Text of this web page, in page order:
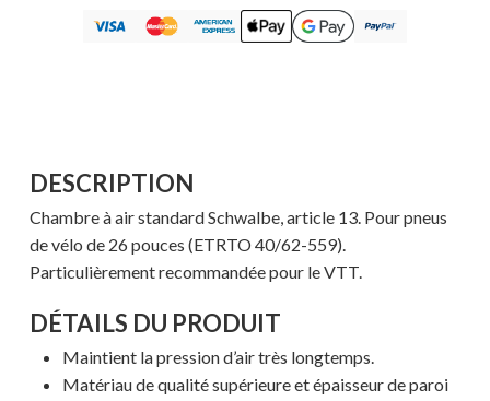
DESCRIPTION
Chambre à air standard Schwalbe, article 13. Pour pneus
de vélo de 26 pouces (ETRTO 40/62-559).
Particulièrement recommandée pour le VTT.
DÉTAILS DU PRODUIT
Maintient la pression d’air très longtemps.
Matériau de qualité supérieure et épaisseur de paroi